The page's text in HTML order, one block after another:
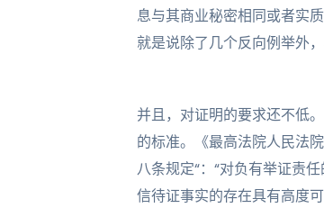
息与其商业秘密相同或者实
就是说除了几个反向例举外
并且，对证明的要求还不低
的标准。《最高法院人民法
八条规定“：“对负有举证责
信待证事实的存在具有高度